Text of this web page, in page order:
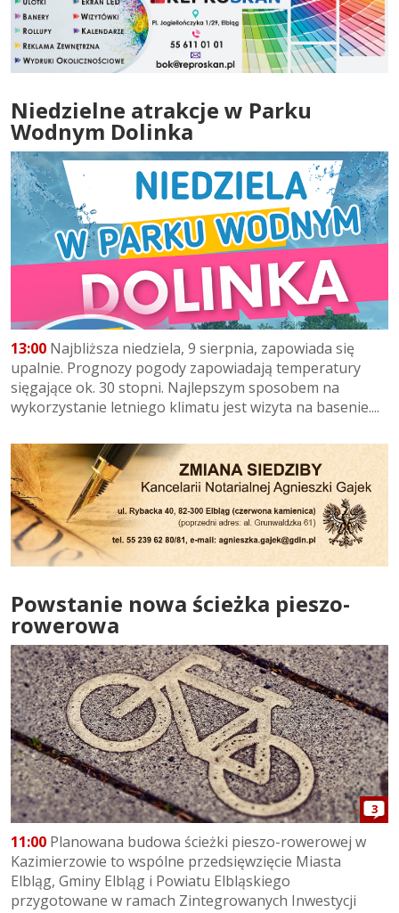
Niedzielne atrakcje w Parku
Wodnym Dolinka
13:00 Najbliższa niedziela, 9 sierpnia, zapowiada się
upalnie. Prognozy pogody zapowiadają temperatury
sięgające ok. 30 stopni. Najlepszym sposobem na
wykorzystanie letniego klimatu jest wizyta na basenie....
Powstanie nowa ścieżka pieszo-
rowerowa
3
11:00 Planowana budowa ścieżki pieszo-rowerowej w
Kazimierzowie to wspólne przedsięwzięcie Miasta
Elbląg, Gminy Elbląg i Powiatu Elbląskiego
przygotowane w ramach Zintegrowanych Inwestycji